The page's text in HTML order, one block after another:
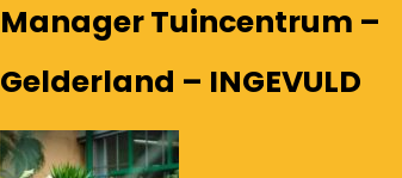
Manager Tuincentrum –
Gelderland – INGEVULD